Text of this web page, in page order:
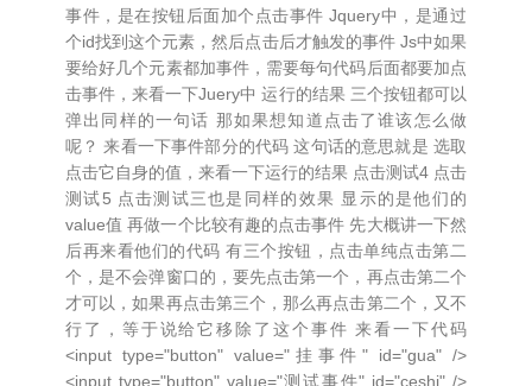
事件，是在按钮后面加个点击事件 Jquery中，是通过
个id找到这个元素，然后点击后才触发的事件 Js中如果
要给好几个元素都加事件，需要每句代码后面都要加点
击事件，来看一下Juery中 运行的结果 三个按钮都可以
弹出同样的一句话 那如果想知道点击了谁该怎么做
呢？ 来看一下事件部分的代码 这句话的意思就是 选取
点击它自身的值，来看一下运行的结果 点击测试4 点击
测试5 点击测试三也是同样的效果 显示的是他们的
value值 再做一个比较有趣的点击事件 先大概讲一下然
后再来看他们的代码 有三个按钮，点击单纯点击第二
个，是不会弹窗口的，要先点击第一个，再点击第二个
才可以，如果再点击第三个，那么再点击第二个，又不
行了，等于说给它移除了这个事件 来看一下代码
<input type="button" value="挂事件" id="gua" />
<input type="button" value="测试事件" id="ceshi" />